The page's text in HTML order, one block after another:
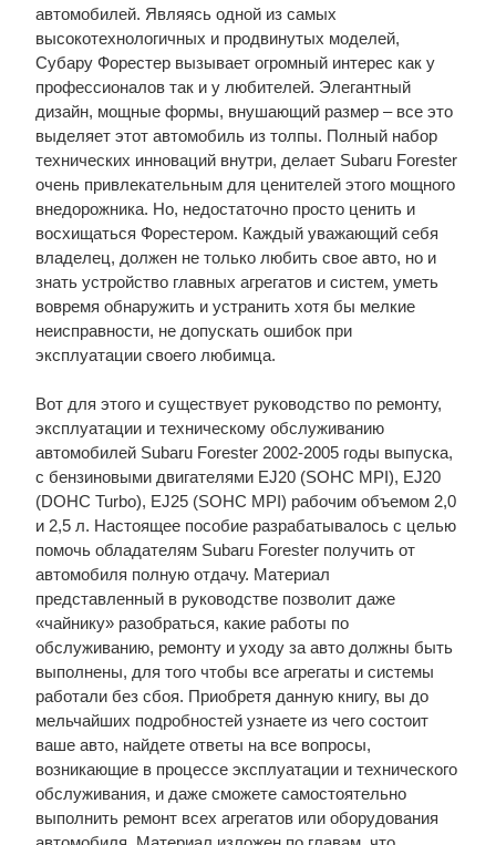
автомобилей. Являясь одной из самых
высокотехнологичных и продвинутых моделей,
Субару Форестер вызывает огромный интерес как у
профессионалов так и у любителей. Элегантный
дизайн, мощные формы, внушающий размер – все это
выделяет этот автомобиль из толпы. Полный набор
технических инноваций внутри, делает Subaru Forester
очень привлекательным для ценителей этого мощного
внедорожника. Но, недостаточно просто ценить и
восхищаться Форестером. Каждый уважающий себя
владелец, должен не только любить свое авто, но и
знать устройство главных агрегатов и систем, уметь
вовремя обнаружить и устранить хотя бы мелкие
неисправности, не допускать ошибок при
эксплуатации своего любимца.
Вот для этого и существует руководство по ремонту,
эксплуатации и техническому обслуживанию
автомобилей Subaru Forester 2002-2005 годы выпуска,
с бензиновыми двигателями EJ20 (SOHC MPI), EJ20
(DOHC Turbo), EJ25 (SOHC MPI) рабочим объемом 2,0
и 2,5 л. Настоящее пособие разрабатывалось с целью
помочь обладателям Subaru Forester получить от
автомобиля полную отдачу. Материал
представленный в руководстве позволит даже
«чайнику» разобраться, какие работы по
обслуживанию, ремонту и уходу за авто должны быть
выполнены, для того чтобы все агрегаты и системы
работали без сбоя. Приобретя данную книгу, вы до
мельчайших подробностей узнаете из чего состоит
ваше авто, найдете ответы на все вопросы,
возникающие в процессе эксплуатации и технического
обслуживания, и даже сможете самостоятельно
выполнить ремонт всех агрегатов или оборудования